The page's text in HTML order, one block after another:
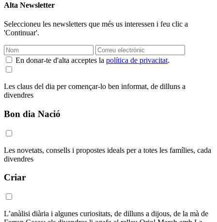
Alta Newsletter
Seleccioneu les newsletters que més us interessen i feu clic a
'Continuar'.
En donar-te d'alta acceptes la política de privacitat.
Les claus del dia per començar-lo ben informat, de dilluns a
divendres
Bon dia Nació
Les novetats, consells i propostes ideals per a totes les famílies, cada
divendres
Criar
L’anàlisi diària i algunes curiositats, de dilluns a dijous, de la mà de